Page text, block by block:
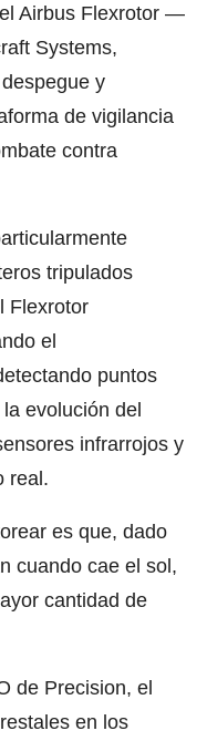
Airbus Flexrotor —
Systems,
y
de vigilancia
contra
tripulados
Flexrotor
el
puntos
evolución del
infrarrojos y
real.
es que, dado
cuando cae el sol,
cantidad de
de Precision, el
en los